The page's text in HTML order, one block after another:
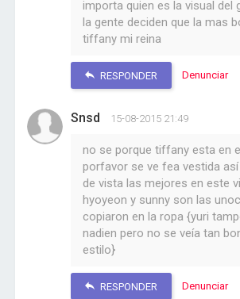
importa quien es la visual del
la gente deciden que la mas
tiffany mi reina
RESPONDER Denunciar
Snsd 15-08-2015 21:49
no se porque tiffany esta en
porfavor se ve fea vestida
de vista las mejores en este
hyoyeon y sunny son las
copiaron en la ropa {yuri
nadien pero no se veía tan
estilo}
RESPONDER Denunciar